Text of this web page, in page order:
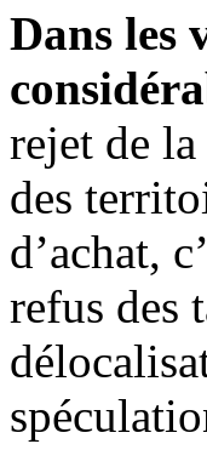
Dans les
rejet de
des
d’achat,
refus des